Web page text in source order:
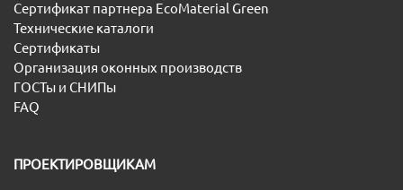
Сертификат партнера EcoMaterial Green
Технические каталоги
Сертификаты
Организация оконных производств
ГОСТы и СНИПы
FAQ
ПРОЕКТИРОВЩИКАМ